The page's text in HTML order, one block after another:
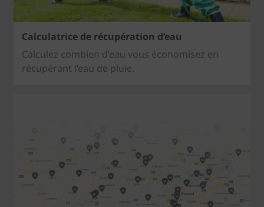
Calculatrice de récupération d’eau
Calculez combien d’eau vous économisez en
récupérant l’eau de pluie.